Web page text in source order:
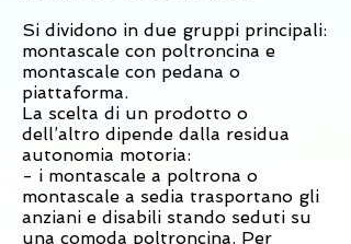
Si dividono in due gruppi principali:
montascale con poltroncina e
montascale con pedana o
piattaforma.
La scelta di un prodotto o
dell’altro dipende dalla residua
autonomia motoria:
- i montascale a poltrona o
montascale a sedia trasportano gli
anziani e disabili stando seduti su
una comoda poltroncina. Per